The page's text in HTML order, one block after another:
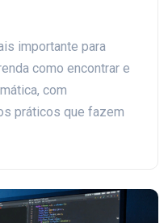
importante para
como encontrar e
com
práticos que fazem